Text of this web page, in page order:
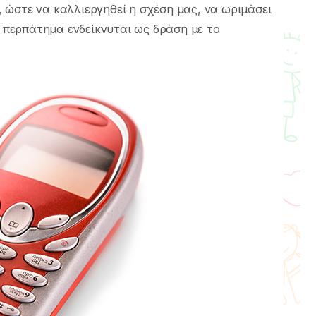
να καλλιεργηθεί η σχέση μας, να ωριμάσει
ενδείκνυται ως δράση με το